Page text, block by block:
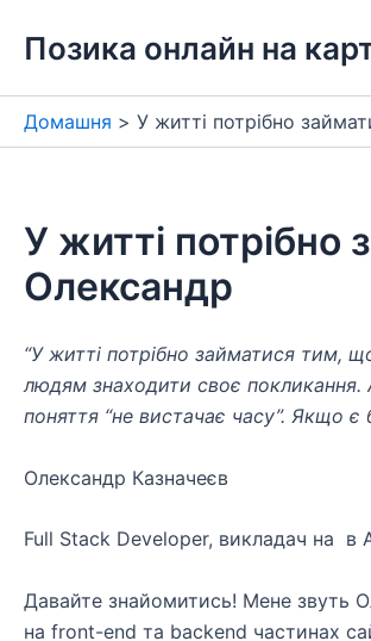
Позика онлайн на
Домашня У житті потрібно
У житті потрібно
Олександр
“У житті потрібно займатися тим,
людям знаходити своє покликання.
поняття “не вистачає часу”. Якщо є
Олександр Казначеєв
Full Stack Developer, викладач на в
Давайте знайомитись! Мене звуть
на front-end та backend частинах